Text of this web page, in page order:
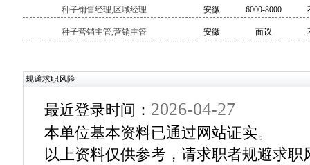
种子销售经理,区域经理
安徽 6000-8000
种子营销主管,营销主管 安徽 面议
规避求职风险
最近登录时间： 2026-04-27
本单位基本资料已通过网站证实。
以上资料仅供参考，请求职者规避求职